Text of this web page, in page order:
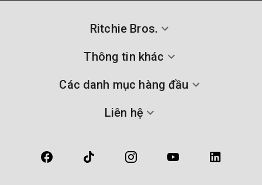
Ritchie Bros.
Thông tin khác
Các danh mục hàng đầu
Liên hệ